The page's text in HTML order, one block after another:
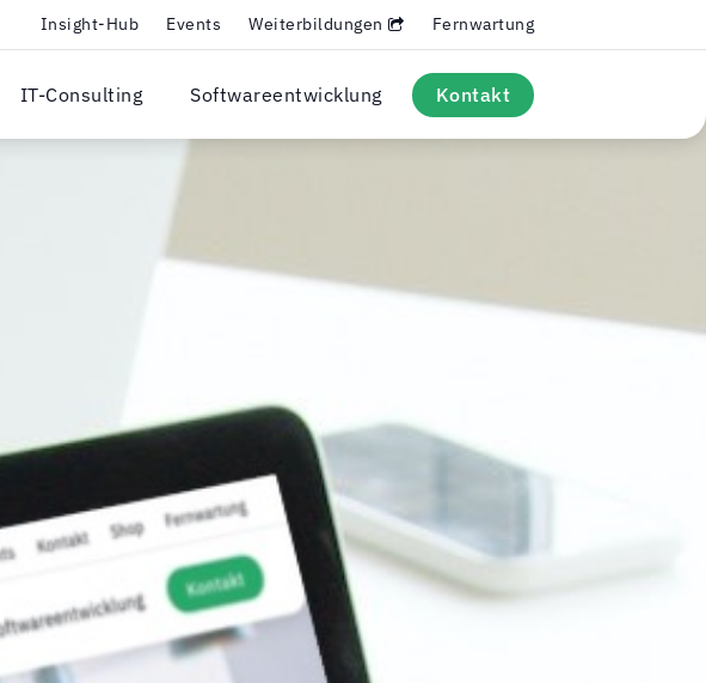
Insight-Hub Events Weiterbildungen Fernwartung
IT-Consulting Softwareentwicklung Kontakt